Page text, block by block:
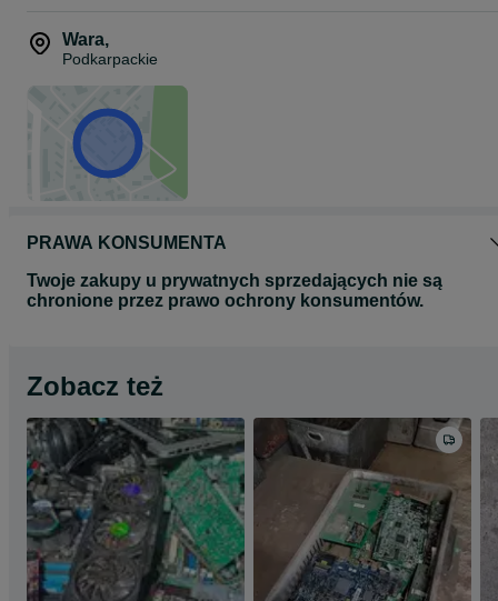
Wara,
Podkarpackie
PRAWA KONSUMENTA
Twoje zakupy u prywatnych sprzedających nie są
chronione przez prawo ochrony konsumentów.
Zobacz też